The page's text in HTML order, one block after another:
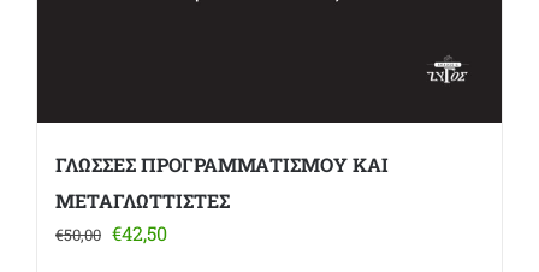
ΓΛΩΣΣΕΣ ΠΡΟΓΡΑΜΜΑΤΙΣΜΟΥ ΚΑΙ
ΜΕΤΑΓΛΩΤΤΙΣΤΕΣ
€50,00 Original
€42,50Η